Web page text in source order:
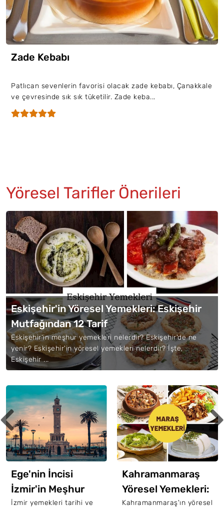
Zade Kebabı
Patlıcan sevenlerin favorisi olacak zade kebabı, Çanakkale
ve çevresinde sık sık tüketilir. Zade keba...
Yöresel Tarifler Önerileri
Eskişehir'in Yöresel Yemekleri: Eskişehir
Mutfağından 12 Tarif
Eskişehir'in meşhur yemekleri nelerdir? Eskişehir'de ne
yenir? Eskişehir'in yöresel yemekleri nelerdir? İşte,
Eskişehir ...
Ege'nin İncisi
İzmir'in Meşhur
Yemekleri
İzmir yemekleri tarihi ve
Kahramanmaraş
Yöresel Yemekleri:
Maraş Mutfağından
Kahramanmaraş'ın yöresel